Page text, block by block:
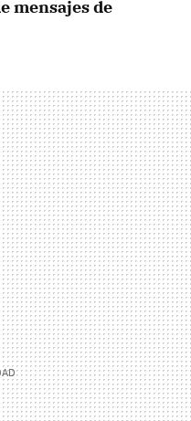
mensajes de